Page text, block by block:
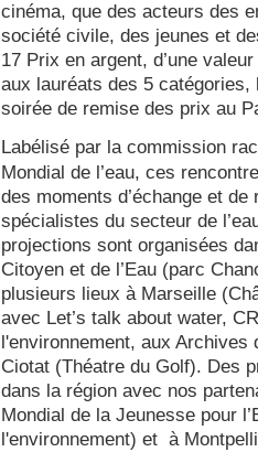
cinéma, que des acteurs des
société civile, des jeunes et
17 Prix en argent, d’une
aux lauréats des 5 catégories,
soirée de remise des prix au
Labélisé par la commission
Mondial de l’eau, ces
des moments d’échange et
spécialistes du secteur de
projections sont organisées
Citoyen et de l’Eau (parc
plusieurs lieux à Marseille
avec Let’s talk about water,
l'environnement, aux
Ciotat (Théatre du Golf). Des
dans la région avec nos
Mondial de la Jeunesse pour
l'environnement) et à